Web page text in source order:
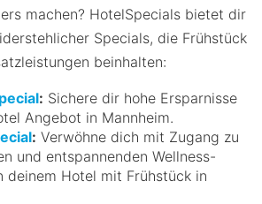
machen? HotelSpecials bietet dir
Specials, die Frühstück
beinhalten:
: Sichere dir hohe Ersparnisse
Angebot in Mannheim.
: Verwöhne dich mit Zugang zu
und entspannenden Wellness-
deinem Hotel mit Frühstück in